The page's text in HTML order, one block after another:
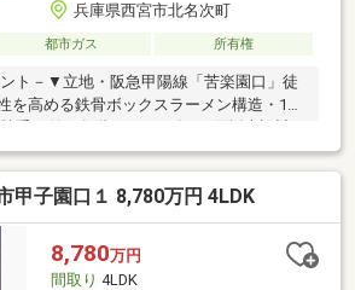
兵庫県西宮市北名次町
都市ガス 所有権
ト－▼立地・阪急甲陽線「苦楽園口」徒
高める鉄骨ボックスラーメン構造・1階
用・2階はL字型キッチン、会話が弾む対
洗面室からバルコニーへ出入り可能・築
トシステム継承可能▼周辺環境・西宮市
400m)※私道負担部分は通路、建築基準法
■ ご希望の住まい探しをお手伝いします
細・ご相談はお気軽にお問い合わせく
甲子園口１ 8,780万円 4LDK
8,780万円
間取り 4LDK